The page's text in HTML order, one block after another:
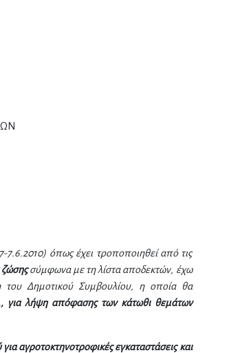
όπως έχει τροποποιηθεί από τις
ζώσηςσύμφωνα με τη λίστα αποδεκτών, έχω
του Δημοτικού Συμβουλίου, η οποία θα
λήψη απόφασης των κάτωθι θεμάτων
αγροτοκτηνοτροφικές εγκαταστάσεις και